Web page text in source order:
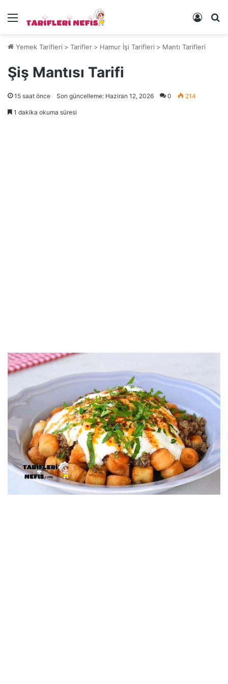
Menü Kayıt
Yemek Tarifleri > Tarifler > Hamur İşi Tarifleri > Mantı Tarifleri
Şiş Mantısı Tarifi
15 saat önce Son güncelleme: Haziran 12, 2026 0 214
1 dakika okuma süresi